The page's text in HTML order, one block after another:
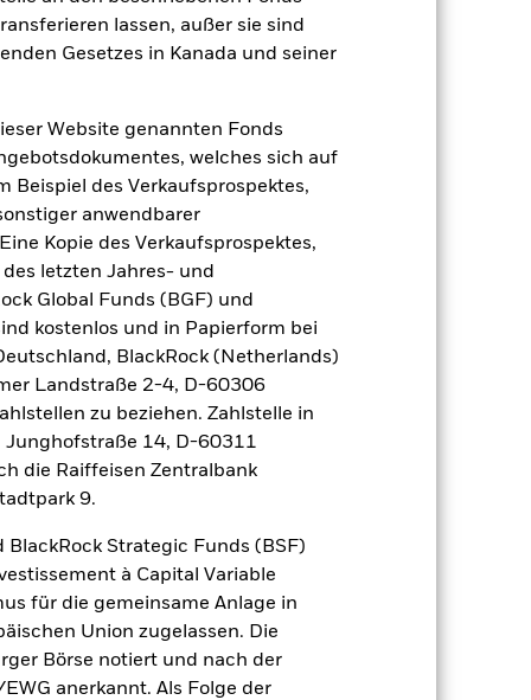
lassen, außer sie sind
Gesetzes in Kanada und seiner
Website genannten Fonds
welches sich auf
Beispiel des Verkaufsprospektes,
anwendbarer
Kopie des Verkaufsprospektes,
letzten Jahres- und
Global Funds (BGF) und
kostenlos und in Papierform bei
BlackRock (Netherlands)
Landstraße 2-4, D-60306
zu beziehen. Zahlstelle in
Junghofstraße 14, D-60311
die Raiffeisen Zentralbank
9.
BlackRock Strategic Funds (BSF)
à Capital Variable
für die gemeinsame Anlage in
Union zugelassen. Die
Börse notiert und nach der
anerkannt. Als Folge der
Vergleichs-Benchmark 2 (%)
2022 2023 2024 2025
in den Benchmark-Daten
was sich in den Benchmark-
2021 2022 2023 2024 2025
-11,8 -7,6 14,3 2,4 11,9
0,2 1,7 5,2 5,4